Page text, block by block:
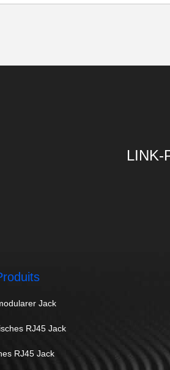
LINK-
Jack
RJ45 Jack
RJ45 Jack